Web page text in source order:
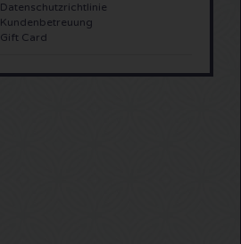
Datenschutzrichtlinie
Kundenbetreuung
Gift Card